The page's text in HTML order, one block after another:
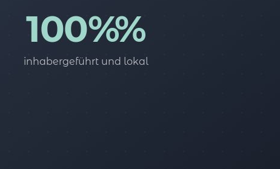
100%%
inhabergeführt und lokal